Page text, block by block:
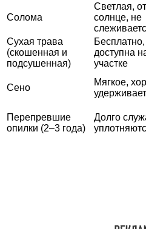
Солома
Светлая,
солнце, не
Сухая трава
(скошенная и
подсушенная)
Бесплатно,
доступна
участке
Сено
Мягкое,
Перепревшие
опилки (2–3 года)
Долго